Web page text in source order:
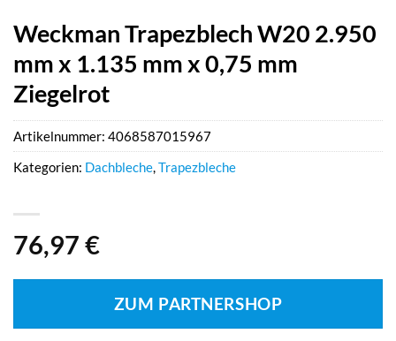
Weckman Trapezblech W20 2.950
mm x 1.135 mm x 0,75 mm
Ziegelrot
76,97 €
ZUM PARTNERSHOP
Artikelnummer: 4068587015967
Kategorien: Dachbleche,Trapezbleche